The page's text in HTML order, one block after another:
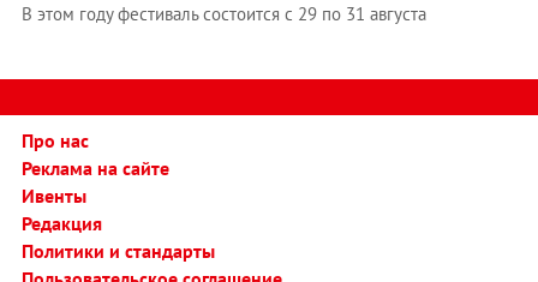
В этом году фестиваль состоится с 29 по 31 августа
Про нас
Реклама на сайте
Ивенты
Редакция
Политики и стандарты